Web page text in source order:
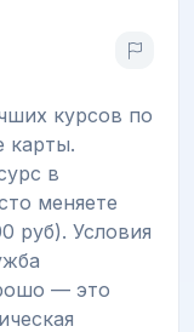
курсов по
карты.
в
меняете
руб). Условия
— это